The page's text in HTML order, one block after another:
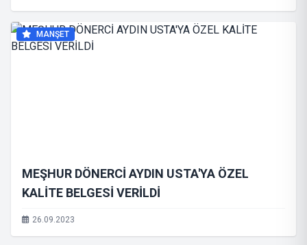
MANŞET
MEŞHUR DÖNERCİ AYDIN USTA'YA ÖZEL
KALİTE BELGESİ VERİLDİ
26.09.2023